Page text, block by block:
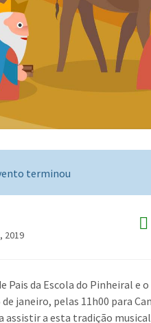
terminou
2019
Pais da Escola do Pinheiral e
janeiro, pelas 11h00 para
assistir a esta tradição